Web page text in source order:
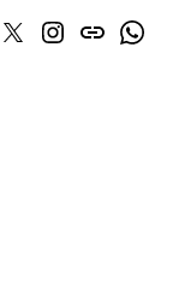
TwitterInstagram
issuu